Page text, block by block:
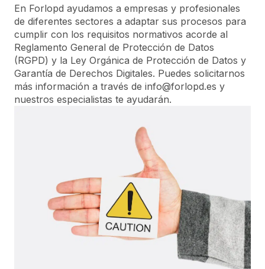
En Forlopd ayudamos a empresas y profesionales
de diferentes sectores a adaptar sus procesos para
cumplir con los requisitos normativos acorde al
Reglamento General de Protección de Datos
(RGPD) y la Ley Orgánica de Protección de Datos y
Garantía de Derechos Digitales. Puedes solicitarnos
más información a través de info@forlopd.es y
nuestros especialistas te ayudarán.